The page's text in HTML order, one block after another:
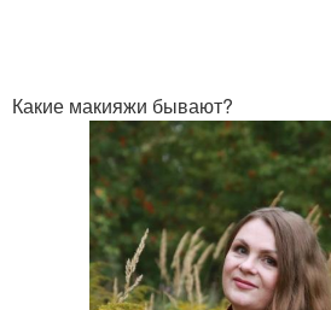
Какие макияжи бывают?